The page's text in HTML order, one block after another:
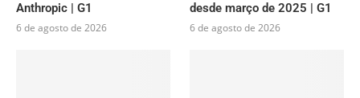
Anthropic | G1
6 de agosto de 2026
desde março de 2025 | G1
6 de agosto de 2026